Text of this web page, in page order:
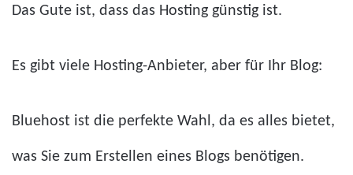
Das Gute ist, dass das Hosting günstig ist.
Es gibt viele Hosting-Anbieter, aber für Ihr Blog:
Bluehost ist die perfekte Wahl, da es alles bietet,
was Sie zum Erstellen eines Blogs benötigen.